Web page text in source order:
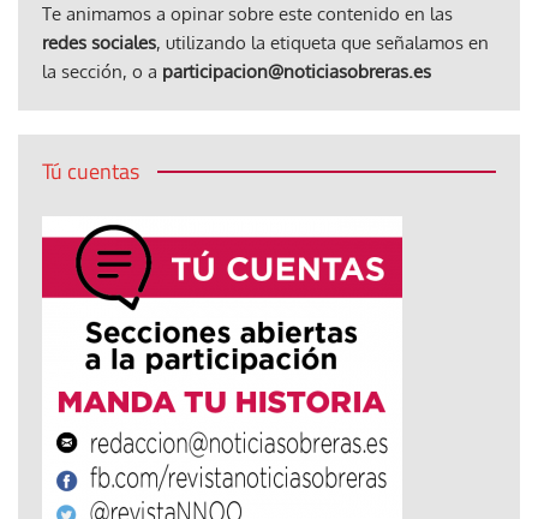
Te animamos a opinar sobre este contenido en las
redes sociales, utilizando la etiqueta que señalamos en
la sección, o a participacion@noticiasobreras.es
Tú cuentas